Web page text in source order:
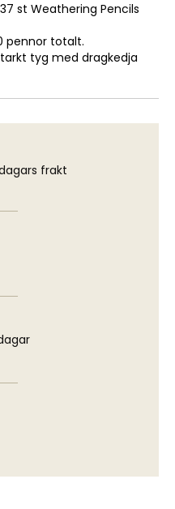
st Weathering Pencils
pennor totalt.
tyg med dragkedja
frakt